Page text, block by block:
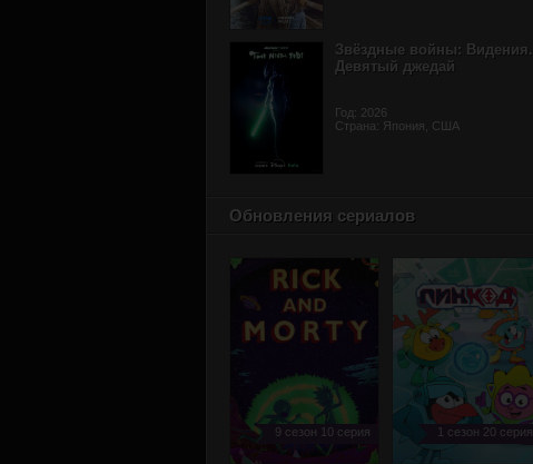
Звёздные войны: Видения.
Девятый джедай
Год: 2026
Страна: Япония, США
Обновления сериалов
9 сезон 10 серия 1 сезон 20 серия